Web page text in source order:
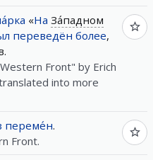
«На За́падном
переведён более,
Front" by Erich
into more
переме́н.
Front.